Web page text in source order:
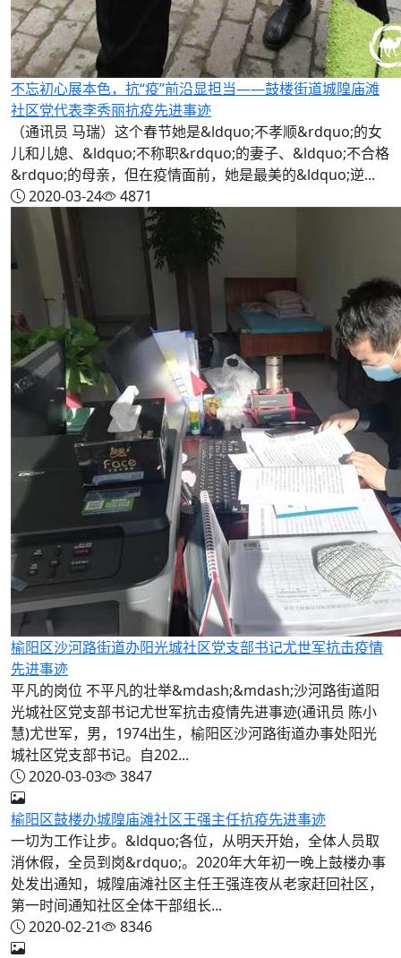
不忘初心展本色，抗“疫”前沿显担当——鼓楼街道城隍庙滩
社区党代表李秀丽抗疫先进事迹
（通讯员 马瑞）这个春节她是&ldquo;不孝顺&rdquo;的女
儿和儿媳、&ldquo;不称职&rdquo;的妻子、&ldquo;不合格
&rdquo;的母亲，但在疫情面前，她是最美的&ldquo;逆...
2020-03-24
4871
榆阳区沙河路街道办阳光城社区党支部书记尤世军抗击疫情
先进事迹
平凡的岗位 不平凡的壮举&mdash;&mdash;沙河路街道阳
光城社区党支部书记尤世军抗击疫情先进事迹(通讯员 陈小
慧)尤世军，男，1974出生，榆阳区沙河路街道办事处阳光
城社区党支部书记。自202...
2020-03-03
3847
榆阳区鼓楼办城隍庙滩社区王强主任抗疫先进事迹
一切为工作让步。&ldquo;各位，从明天开始，全体人员取
消休假，全员到岗&rdquo;。2020年大年初一晚上鼓楼办事
处发出通知，城隍庙滩社区主任王强连夜从老家赶回社区，
第一时间通知社区全体干部组长...
2020-02-21
8346